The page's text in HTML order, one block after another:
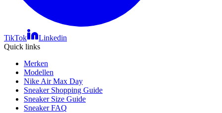
TikTok
Linkedin
Quick links
Merken
Modellen
Nike Air Max Day
Sneaker Shopping Guide
Sneaker Size Guide
Sneaker FAQ